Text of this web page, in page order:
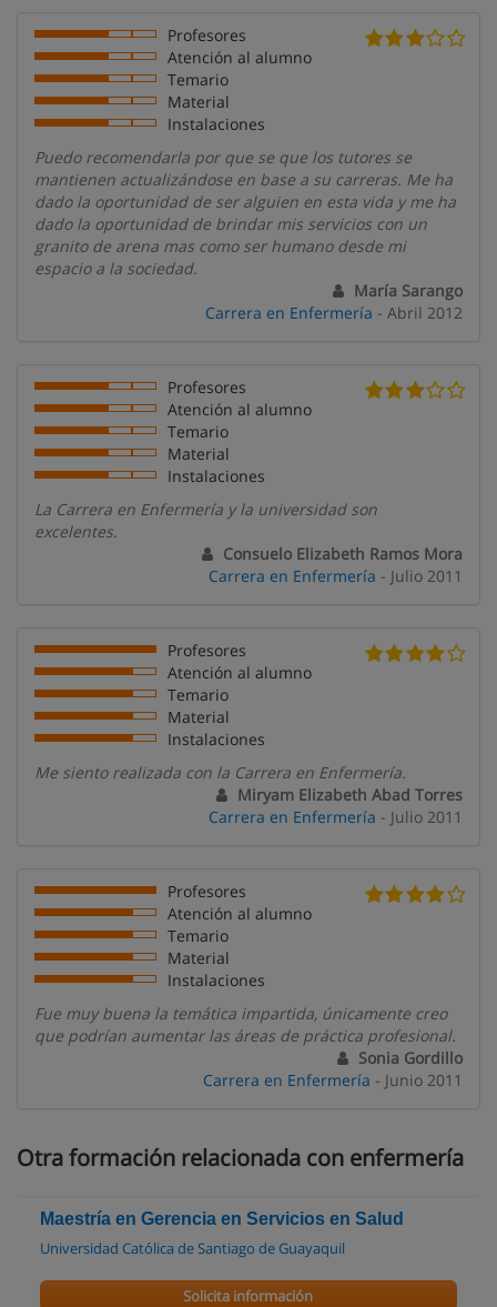
Profesores
Atención al alumno
Temario
Material
Instalaciones
Puedo recomendarla por que se que los tutores se
mantienen actualizándose en base a su carreras. Me ha
dado la oportunidad de ser alguien en esta vida y me ha
dado la oportunidad de brindar mis servicios con un
granito de arena mas como ser humano desde mi
espacio a la sociedad.
María Sarango
Carrera en Enfermería - Abril 2012
Profesores
Atención al alumno
Temario
Material
Instalaciones
La Carrera en Enfermería y la universidad son
excelentes.
Consuelo Elizabeth Ramos Mora
Carrera en Enfermería - Julio 2011
Profesores
Atención al alumno
Temario
Material
Instalaciones
Me siento realizada con la Carrera en Enfermería.
Miryam Elizabeth Abad Torres
Carrera en Enfermería - Julio 2011
Profesores
Atención al alumno
Temario
Material
Instalaciones
Fue muy buena la temática impartida, únicamente creo
que podrían aumentar las áreas de práctica profesional.
Sonia Gordillo
Carrera en Enfermería - Junio 2011
Otra formación relacionada con enfermería
Maestría en Gerencia en Servicios en Salud
Universidad Católica de Santiago de Guayaquil
Solicita información